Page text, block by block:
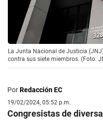
La Junta Nacional de Justicia
contra sus siete miembros. (Foto:
PorRedacción EC
19/02/2024, 05:52 p.m.
Congresistas de